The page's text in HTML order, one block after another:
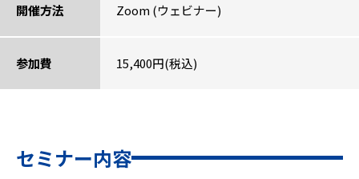
開催方法 Zoom (ウェビナー)
参加費 15,400円(税込)
セミナー内容